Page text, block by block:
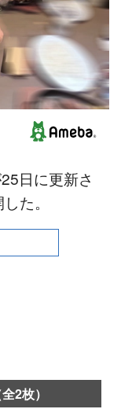
日に更新さ
た。
2枚）